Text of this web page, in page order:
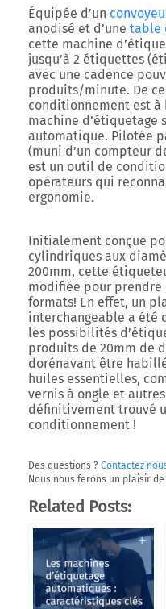
Équipée d’un
anodisé et d’une table
cette machine
jusqu’à 2 étiquettes
avec une cadence
produits/minute. De
conditionnement est
machine
automatique. Pilotée
(muni d’un compteur
est un outil de
opérateurs qui
ergonomie.
Initialement conçue
cylindriques aux
200mm, cette
modifiée pour prendre
formats! En effet, un
interchangeable a été
les possibilités
produits de 20mm de
dorénavant être
huiles essentielles,
vernis à ongle et
définitivement trouvé
conditionnement !
Des questions ? Contactez
Nous nous ferons un plaisir
Related Posts: